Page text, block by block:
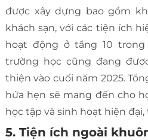
được xây dựng bao gồm
khách sạn, với các tiện ích
hoạt động ở tầng 10
trường học cũng đang
thiện vào cuối năm 2025.
hứa hẹn sẽ mang đến cho
học tập và sinh hoạt hiện
5. Tiện ích ngoài